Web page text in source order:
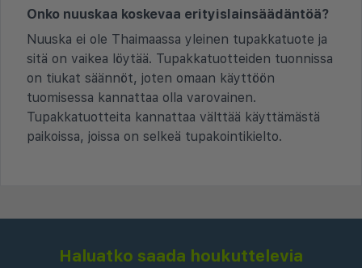
Onko nuuskaa koskevaa erityislainsäädäntöä?
Nuuska ei ole Thaimaassa yleinen tupakkatuote ja
sitä on vaikea löytää. Tupakkatuotteiden tuonnissa
on tiukat säännöt, joten omaan käyttöön
tuomisessa kannattaa olla varovainen.
Tupakkatuotteita kannattaa välttää käyttämästä
paikoissa, joissa on selkeä tupakointikielto.
Haluatko saada houkuttelevia